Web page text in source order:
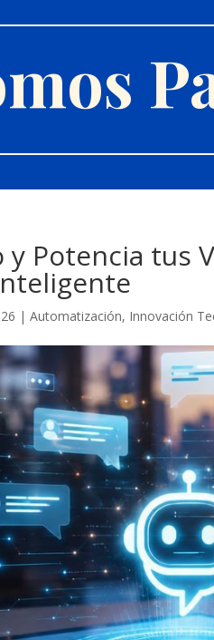
Potencia tus
|Automatización, Innovación